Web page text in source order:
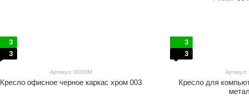
3
3
Артикул: 003XIM
Кресло офисное черное каркас хром 003
3
3
Артикул:
Кресло для